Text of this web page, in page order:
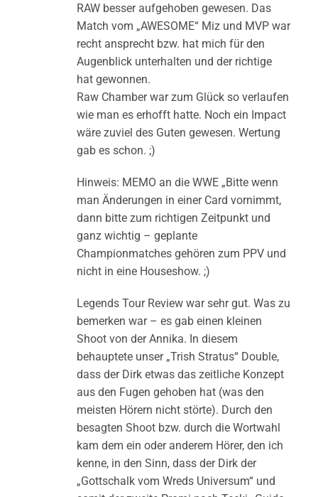
RAW besser aufgehoben gewesen. Das
Match vom „AWESOME“ Miz und MVP war
recht ansprecht bzw. hat mich für den
Augenblick unterhalten und der richtige
hat gewonnen.
Raw Chamber war zum Glück so verlaufen
wie man es erhofft hatte. Noch ein Impact
wäre zuviel des Guten gewesen. Wertung
gab es schon. ;)
Hinweis: MEMO an die WWE „Bitte wenn
man Änderungen in einer Card vornimmt,
dann bitte zum richtigen Zeitpunkt und
ganz wichtig – geplante
Championmatches gehören zum PPV und
nicht in eine Houseshow. ;)
Legends Tour Review war sehr gut. Was zu
bemerken war – es gab einen kleinen
Shoot von der Annika. In diesem
behauptete unser „Trish Stratus“ Double,
dass der Dirk etwas das zeitliche Konzept
aus den Fugen gehoben hat (was den
meisten Hörern nicht störte). Durch den
besagten Shoot bzw. durch die Wortwahl
kam dem ein oder anderem Hörer, den ich
kenne, in den Sinn, dass der Dirk der
„Gottschalk vom Wreds Universum“ und